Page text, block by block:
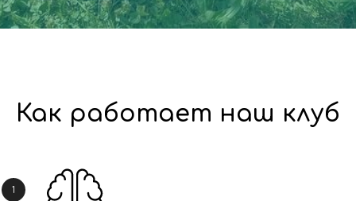
Как работает наш клуб
1